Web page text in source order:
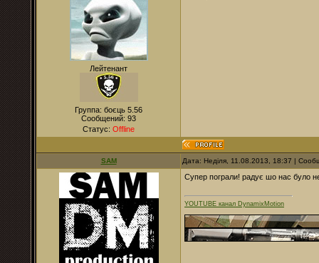
Лейтенант
Группа: боєць 5.56
Сообщений: 93
Статус: Offline
SAM Дата: Неділя, 11.08.2013, 18:37 |
Супер пограли! радує шо нас було
YOUTUBE канал DynamixMotion